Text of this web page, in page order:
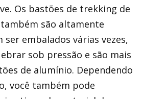
Os bastões de trekking de
são altamente
ser embalados várias vezes,
sob pressão e são mais
de alumínio. Dependendo
você também pode